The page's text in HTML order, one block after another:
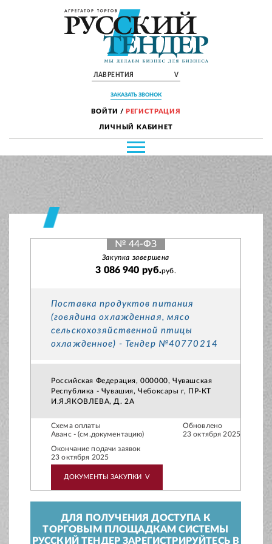
ЛАВРЕНТИЯ V
ЗАКАЗАТЬ ЗВОНОК
ВОЙТИ / РЕГИСТРАЦИЯ
ЛИЧНЫЙ КАБИНЕТ
№ 44-ФЗ
Закупка завершена
3 086 940 руб.руб.
Поставка продуктов питания
(говядина охлажденная, мясо
сельскохозяйственной птицы
охлажденное) - Тендер №40770214
Российская Федерация, 000000, Чувашская
Республика - Чувашия, Чебоксары г, ПР-КТ
И.Я.ЯКОВЛЕВА, Д. 2А
Схема оплаты
Аванс - (см.документацию)
Обновлено
23 октября 2025
Окончание подачи заявок
23 октября 2025
ДОКУМЕНТЫ ЗАКУПКИ V
ДЛЯ ПОЛУЧЕНИЯ ДОСТУПА К
ТОРГОВЫМ ПЛОЩАДКАМ СИСТЕМЫ
РУССКИЙ ТЕНДЕР ЗАРЕГИСТРИРУЙТЕСЬ В